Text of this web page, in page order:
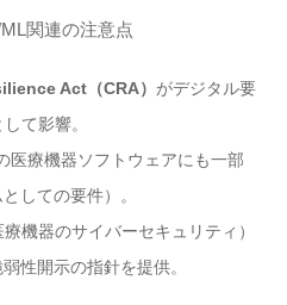
関連の注意点
Act（CRA） がデジタル要
て影響。
医療機器ソフトウェアにも一部
しての要件）。
機器のサイバーセキュリティ）
性開示の指針を提供。